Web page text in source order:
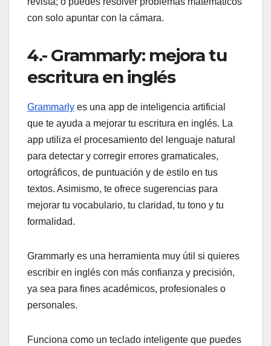
con solo apuntar con la cámara.
4.- Grammarly: mejora tu
escritura en inglés
Grammarly es una app de inteligencia artificial
que te ayuda a mejorar tu escritura en inglés. La
app utiliza el procesamiento del lenguaje natural
para detectar y corregir errores gramaticales,
ortográficos, de puntuación y de estilo en tus
textos. Asimismo, te ofrece sugerencias para
mejorar tu vocabulario, tu claridad, tu tono y tu
formalidad.
Grammarly es una herramienta muy útil si quieres
escribir en inglés con más confianza y precisión,
ya sea para fines académicos, profesionales o
personales.
Funciona como un teclado inteligente que puedes